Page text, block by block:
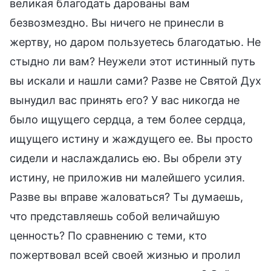
великая благодать дарованы вам
безвозмездно. Вы ничего не принесли в
жертву, но даром пользуетесь благодатью. Не
стыдно ли вам? Неужели этот истинный путь
вы искали и нашли сами? Разве не Святой Дух
вынудил вас принять его? У вас никогда не
было ищущего сердца, а тем более сердца,
ищущего истину и жаждущего ее. Вы просто
сидели и наслаждались ею. Вы обрели эту
истину, не приложив ни малейшего усилия.
Разве вы вправе жаловаться? Ты думаешь,
что представляешь собой величайшую
ценность? По сравнению с теми, кто
пожертвовал всей своей жизнью и пролил